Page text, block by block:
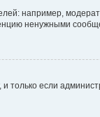
например,
ненужными
только если